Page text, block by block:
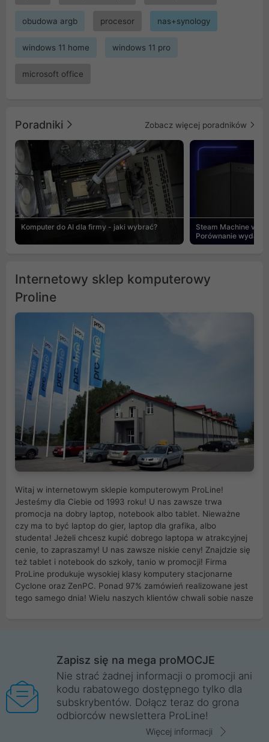
obudowa argb procesor nas+synology
windows 11 home windows 11 pro
microsoft office
Poradniki Zobacz więcej poradników
Komputer do AI dla firmy - jaki wybrać?
Steam Machine vs
Porównanie
Internetowy sklep komputerowy
Proline
Witaj w internetowym sklepie komputerowym ProLine!
Jesteśmy dla Ciebie od 1993 roku! U nas zawsze trwa
promocja na dobry laptop, notebook albo tablet. Nieważne
czy ma to być laptop do gier, laptop dla grafika, albo
studenta! Jeżeli chcesz kupić dobrego laptopa w atrakcyjnej
cenie, to zapraszamy! U nas zawsze niskie ceny! Znajdzie się
też tablet i notebook do szkoły, tanio w promocji! Firma
ProLine produkuje wysokiej klasy komputery stacjonarne
Cyclone oraz ZenPC. Ponad 97% zamówień realizowane jest
tego samego dnia! Wielu naszych klientów chwali sobie nasze
Wrocław, Poznań, Legnica, Katowice, Gliwice, Kalisz, Bytom,
Trzebnica, Opole. Szybka i profesjonalna obsługa!
ProLine to polska firma ze 100% polskim kapitałem. Działamy
legalnie i płacimy podatki w naszym kraju! Posiadamy siedzibę
główną w Mirkowie oraz salony na terenie kraju. Cała
komunikacja ze sklepem komputerowym ProLine jest
Zapisz się na mega proMOCJE
Nie strać żadnej informacji o promocji ani
kodu rabatowego dostępnego tylko dla
subskrybentów. Dołącz teraz do grona
odbiorców newslettera ProLine!
Więcej informacji